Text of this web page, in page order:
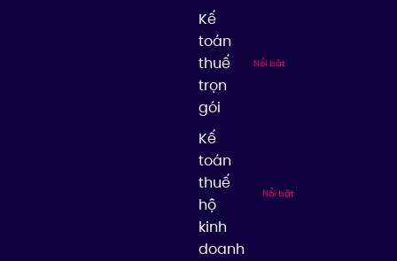
Kế
toán
thuế
trọn
gói
Nổi bật
Kế
toán
thuế
hộ
kinh
doanh
Nổi bật